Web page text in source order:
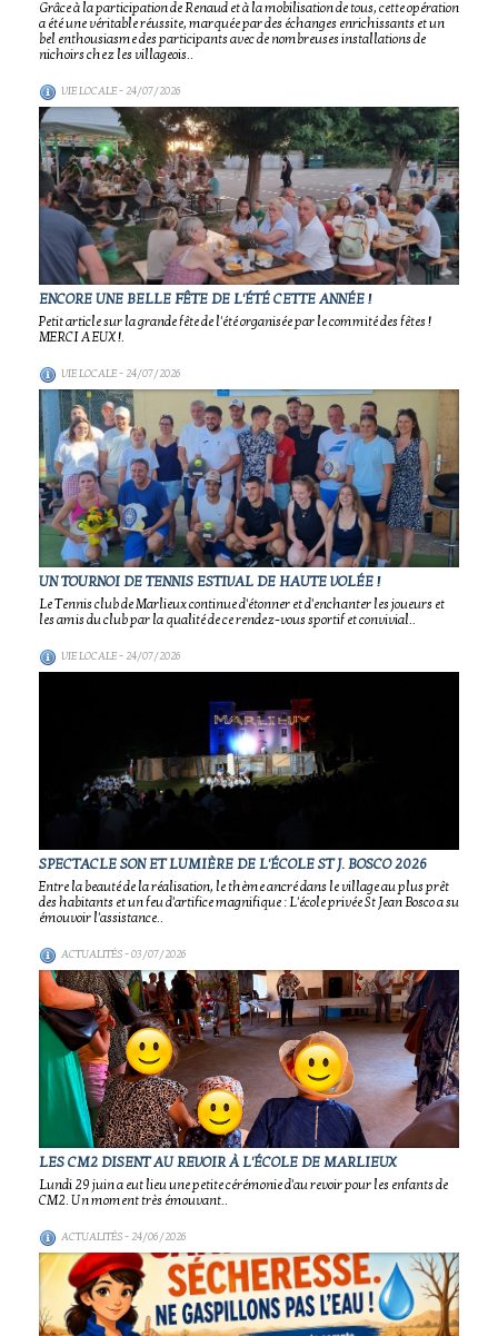
Grâce à la participation de Renaud et à la mobilisation de tous, cette opération
a été une véritable réussite, marquée par des échanges enrichissants et un
bel enthousiasme des participants avec de nombreuses installations de
nichoirs chez les villageois..
VIE LOCALE- 24/07/2026
ENCORE UNE BELLE FÊTE DE L'ÉTÉ CETTE ANNÉE !
Petit article sur la grande fête de l'été organisée par le commité des fêtes !
MERCI A EUX !.
VIE LOCALE- 24/07/2026
UN TOURNOI DE TENNIS ESTIVAL DE HAUTE VOLÉE !
Le Tennis club de Marlieux continue d'étonner et d'enchanter les joueurs et
les amis du club par la qualité de ce rendez-vous sportif et convivial..
VIE LOCALE- 24/07/2026
SPECTACLE SON ET LUMIÈRE DE L'ÉCOLE ST J. BOSCO 2026
Entre la beauté de la réalisation, le thème ancré dans le village au plus prêt
des habitants et un feu d'artifice magnifique : L'école privée St Jean Bosco a su
émouvoir l'assistance..
ACTUALITÉS- 03/07/2026
LES CM2 DISENT AU REVOIR À L'ÉCOLE DE MARLIEUX
Lundi 29 juin a eut lieu une petite cérémonie d'au revoir pour les enfants de
CM2. Un moment très émouvant..
ACTUALITÉS- 24/06/2026